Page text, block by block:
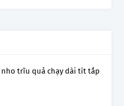
trĩu quả chạy dài tít tắp